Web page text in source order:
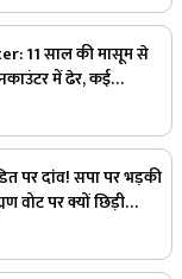
11 साल की मासूम से
में ढेर, कई
पर दांव! सपा पर भड़की
वोट पर क्यों छिड़ी